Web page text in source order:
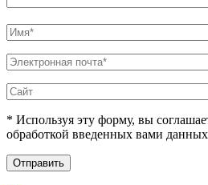
* Используя эту форму, вы
обработкой введенных вами